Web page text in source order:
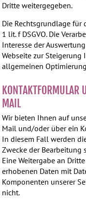
Dritte weitergegeben.
Die Rechtsgrundlage für
1 lit. f DSGVO. Die
Interesse der
Webseite zur
allgemeinen
MAIL
Wir bieten Ihnen auf
Mail und/oder über ein
In diesem Fall werden
Zwecke der Bearbeitung
Eine Weitergabe an
erhobenen Daten mit
Komponenten unserer
nicht.